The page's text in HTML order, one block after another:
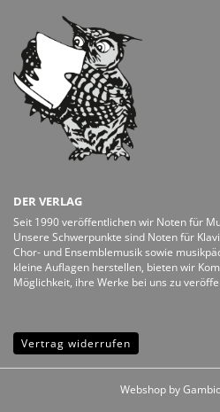
DER VERLAG
Seit 1990 veröffentlichen wir Noten für
Unsere Schwerpunkte sind Noten für
Chor- und Ensemblemusik sowie
kleine Auflagen herstellen, bieten wir
Möglichkeit, ihre Werke bei uns zu
Vertrag widerrufen
Webshop by